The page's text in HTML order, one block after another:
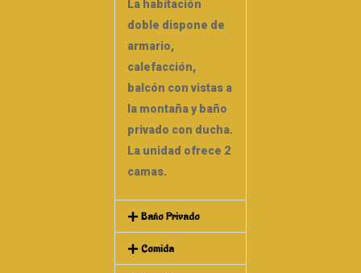
La habitación
doble dispone de
armario,
calefacción,
balcón con vistas a
la montaña y baño
privado con ducha.
La unidad ofrece 2
camas.
Baño Privado
Comida